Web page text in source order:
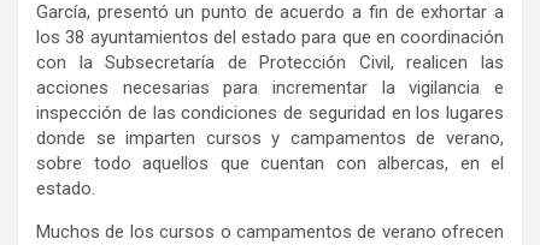
García, presentó un punto de acuerdo a fin de exhortar a
los 38 ayuntamientos del estado para que en coordinación
con la Subsecretaría de Protección Civil, realicen las
acciones necesarias para incrementar la vigilancia e
inspección de las condiciones de seguridad en los lugares
donde se imparten cursos y campamentos de verano,
sobre todo aquellos que cuentan con albercas, en el
estado.
Muchos de los cursos o campamentos de verano ofrecen